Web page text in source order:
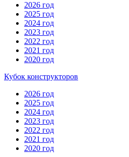
2026 год
2025 год
2024 год
2023 год
2022 год
2021 год
2020 год
Кубок конструкторов
2026 год
2025 год
2024 год
2023 год
2022 год
2021 год
2020 год